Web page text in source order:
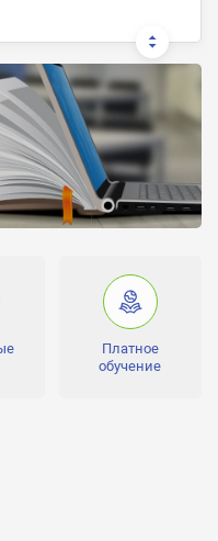
№1333 «Донская
с 18.01.2013 по
Платное
обучение